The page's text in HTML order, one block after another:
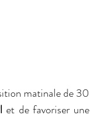
matinale de 30
et de favoriser une